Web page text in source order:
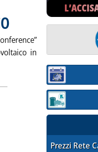
. Pubblicata venerdì 05 agosto 2005
in
Sezione:
Sezione:
Prezzi Rete